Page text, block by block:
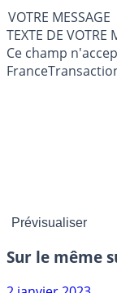
VOTRE MESSAGE
Ce champ